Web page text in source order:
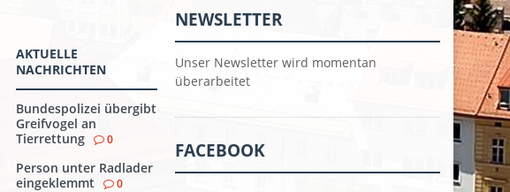
AKTUELLE
NACHRICHTEN
Bundespolizei übergibt
Greifvogel an
Tierrettung
0
Person unter Radlader
eingeklemmt
0
NEWSLETTER
Unser Newsletter wird momentan
überarbeitet
FACEBOOK